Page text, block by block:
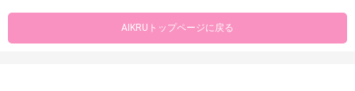
AIKRUトップページに戻る